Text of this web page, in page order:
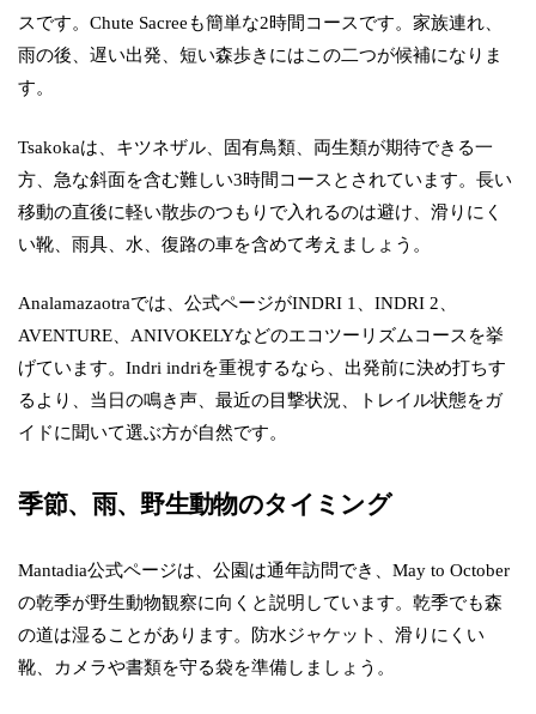
スです。Chute Sacreeも簡単な2時間コースです。家族連れ、
雨の後、遅い出発、短い森歩きにはこの二つが候補になりま
す。
Tsakokaは、キツネザル、固有鳥類、両生類が期待できる一
方、急な斜面を含む難しい3時間コースとされています。長い
移動の直後に軽い散歩のつもりで入れるのは避け、滑りにく
い靴、雨具、水、復路の車を含めて考えましょう。
Analamazaotraでは、公式ページがINDRI 1、INDRI 2、
AVENTURE、ANIVOKELYなどのエコツーリズムコースを挙
げています。Indri indriを重視するなら、出発前に決め打ちす
るより、当日の鳴き声、最近の目撃状況、トレイル状態をガ
イドに聞いて選ぶ方が自然です。
季節、雨、野生動物のタイミング
Mantadia公式ページは、公園は通年訪問でき、May to October
の乾季が野生動物観察に向くと説明しています。乾季でも森
の道は湿ることがあります。防水ジャケット、滑りにくい
靴、カメラや書類を守る袋を準備しましょう。